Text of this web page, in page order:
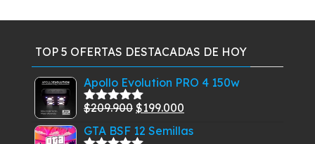
TOP 5 OFERTAS DESTACADAS DE HOY
Apollo Evolution PRO 4 150w
Valorado
5
$209.900 El
precio
$199.000
GTA BSF 12 Semillas